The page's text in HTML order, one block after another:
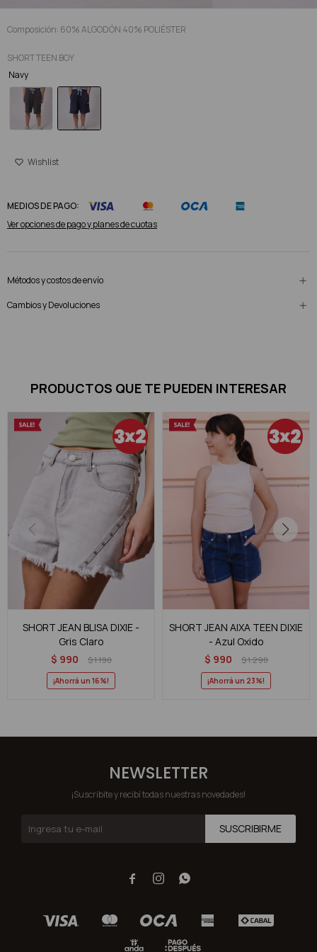
Composición: 60% ALGODÓN 40% POLIÉSTER
SHORT TEEN BOY
Navy
MEDIOS DE PAGO:
Ver opciones de pago y planes de cuotas
Métodos y costos de envío
Cambios y Devoluciones
PRODUCTOS QUE TE PUEDEN INTERESAR
SHORT JEAN BLISA DIXIE -
Gris Claro
$ 990 $1.190
16
SHORT JEAN AIXA TEEN DIXIE
- Azul Oxido
$ 990 $1.290
23
NEWSLETTER
¡Suscribite y recibí todas nuestras novedades!
SUSCRIBIRME
  